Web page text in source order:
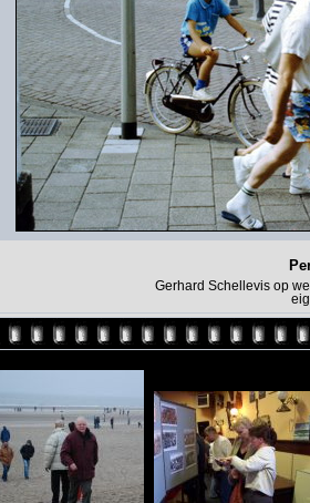
Gerhard Schellevis op